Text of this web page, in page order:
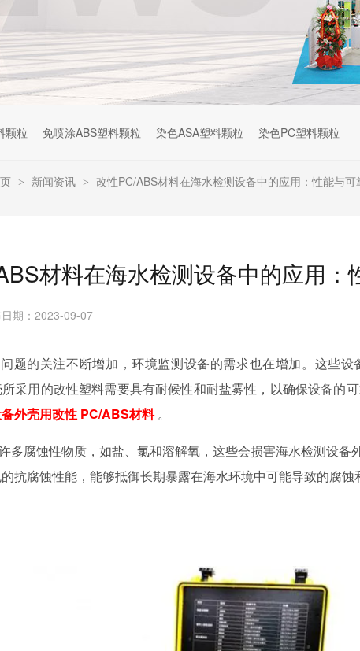
颗粒 免喷涂ABS塑料颗粒 染色ASA塑料颗粒 染色PC塑料颗粒
> 新闻资讯 > 改性PC/ABS材料在海水检测设备中的应用：性能与可
材料在海水检测设备中的应用：
期：2023-09-07
题的关注不断增加，环境监测设备的需求也在增加。这些
采用的改性塑料需要具有耐候性和耐盐雾性，以确保设备的
外壳用改性 PC/ABS材料 。
多腐蚀性物质，如盐、氯和溶解氧，这些会损害海水检测设备
抗腐蚀性能，能够抵御长期暴露在海水环境中可能导致的腐蚀